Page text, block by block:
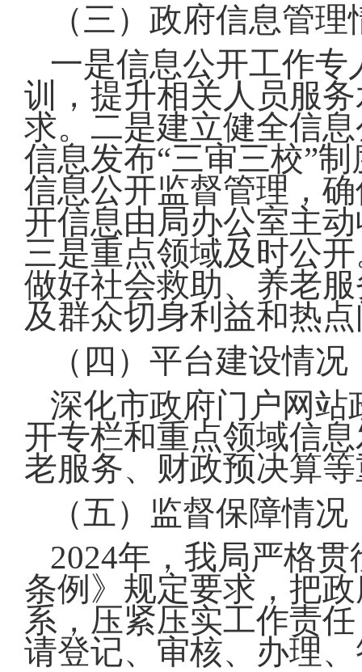
（三）政府信息管理
一是信息公开工作
训，提升相关人员服
求。二是建立健全信
信息发布“三审三校”
信息公开监督管理，
开信息由局办公室主
三是重点领域及时公
做好社会救助、养老
及群众切身利益和热
（四）平台建设情况
深化市政府门户网站
开专栏和重点领域信
老服务、财政预决算
（五）监督保障情况
2024年，我局严格
条例》规定要求，把
系，压紧压实工作责
请登记、审核、办理